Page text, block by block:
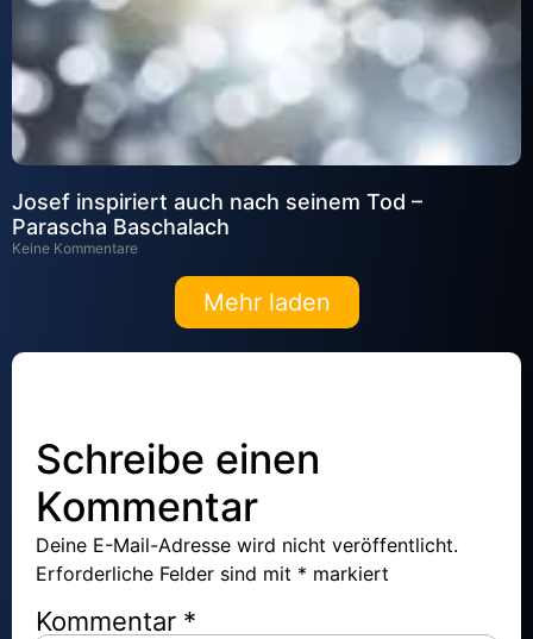
Josef inspiriert auch nach seinem Tod –
Parascha Baschalach
Keine Kommentare
Mehr laden
Schreibe einen
Kommentar
Deine E-Mail-Adresse wird nicht veröffentlicht.
Erforderliche Felder sind mit * markiert
Kommentar *